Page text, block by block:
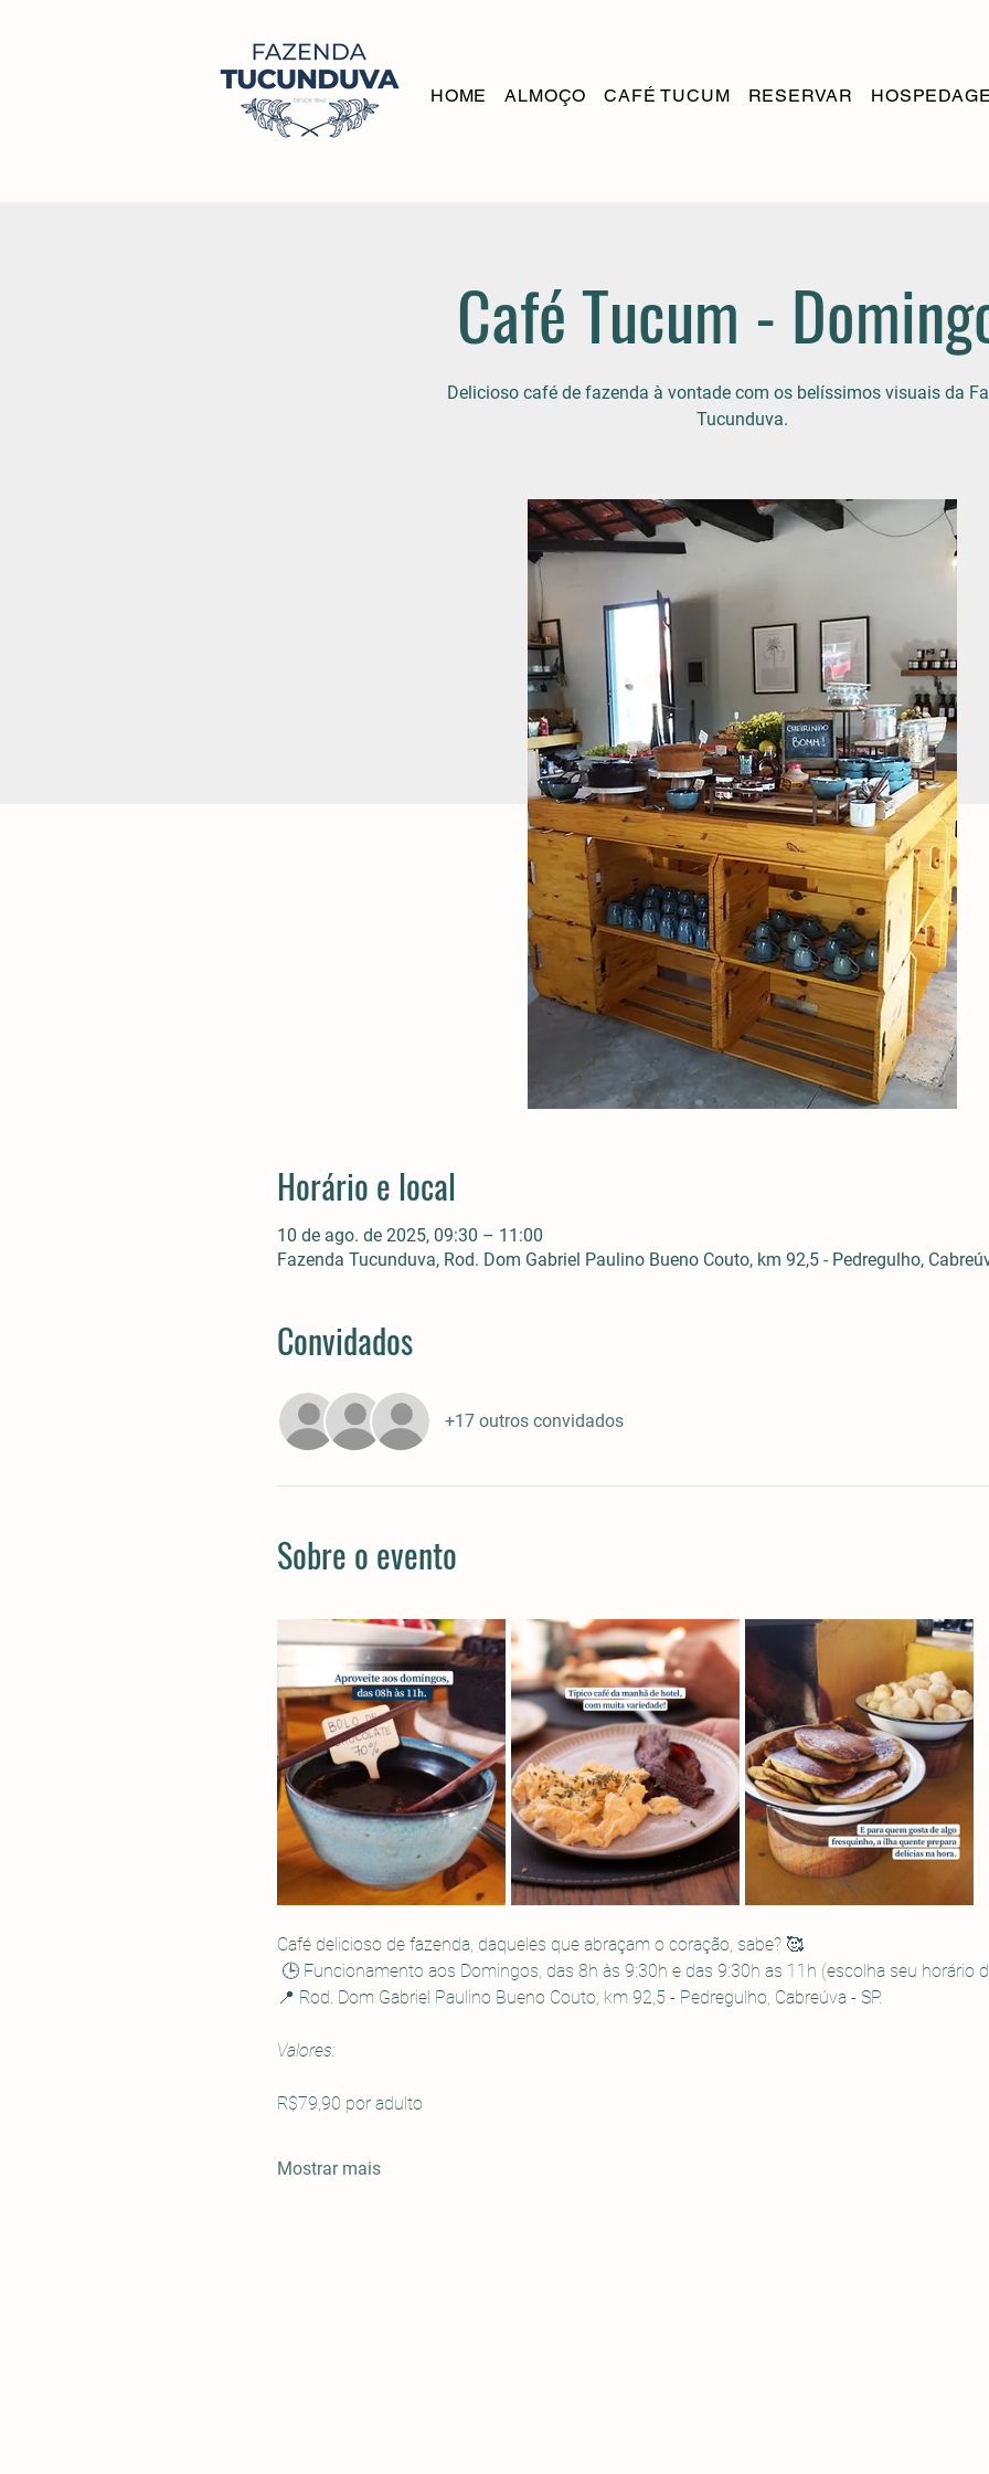
HOME ALMOÇO CAFÉ TUCUM RESERVAR
Café Tucum -
Delicioso café de fazenda à vontade com os belíssimos visuais da
Tucunduva.
Horário e local
10 de ago. de 2025, 09:30 – 11:00
Fazenda Tucunduva, Rod. Dom Gabriel Paulino Bueno Couto, km 92,5 - Pedregulho,
Convidados
+17 outros convidados
Sobre o evento
Café delicioso de fazenda, daqueles que abraçam o coração, sabe? 🥰
🕒 Funcionamento aos Domingos, das 8h às 9:30h e das 9:30h as 11h (escolha seu horário
📍 Rod. Dom Gabriel Paulino Bueno Couto, km 92,5 - Pedregulho, Cabreúva - SP.
Valores:
R$79,90 por adulto
Mostrar mais